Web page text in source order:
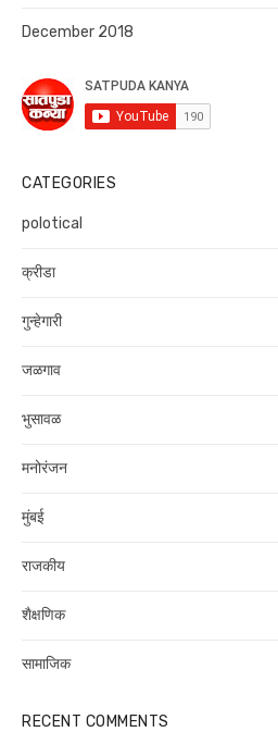
December 2018
CATEGORIES
polotical
क्रीडा
गुन्हेगारी
जळगाव
भुसावळ
मनोरंजन
मुंबई
राजकीय
शैक्षणिक
सामाजिक
RECENT COMMENTS